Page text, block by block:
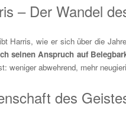
– Der Wandel
Harris, wie er sich über die
seinen Anspruch auf
weniger abwehrend, mehr
des